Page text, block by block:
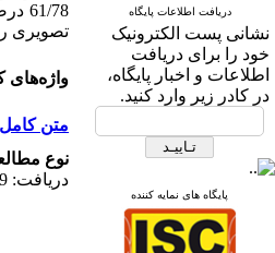
دریافت اطلاعات پایگاه
نشانی پست الکترونیک
خود را برای دریافت
اطلاعات و اخبار پایگاه،
در کادر زیر وارد کنید.
پایگاه های نمایه کننده
تصویری
واژه‌های
متن کامل
نوع
دریافت: 1395/4/9 | پذیرش: 1395/7/29